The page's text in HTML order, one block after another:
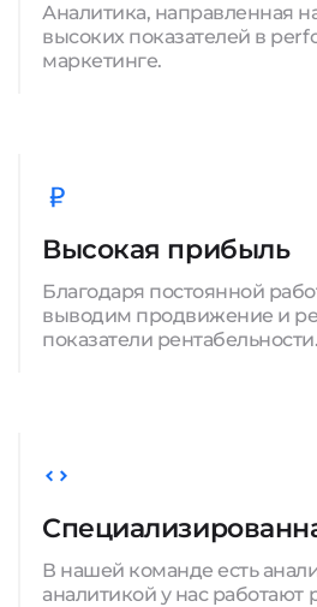
Аналитика, направленная
высоких показателей в
маркетинге.
Высокая прибыль
Благодаря постоянной
выводим продвижение и
показатели рентабельности.
В нашей команде есть
аналитикой у нас работают